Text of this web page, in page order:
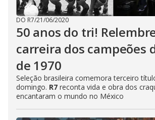
DO R7/21/06/2020
50 anos do tri!
carreira dos campeões
de 1970
Seleção brasileira comemora terceiro
domingo. R7 reconta vida e obra dos
encantaram o mundo no México